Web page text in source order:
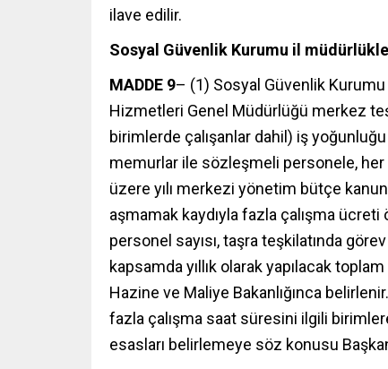
ilave edilir.
Sosyal Güvenlik Kurumu il
MADDE 9– (1) Sosyal Güvenlik Kurumu
Hizmetleri Genel Müdürlüğü merkez
birimlerde çalışanlar dahil) iş
memurlar ile sözleşmeli personele,
üzere yılı merkezi yönetim bütçe
aşmamak kaydıyla fazla çalışma
personel sayısı, taşra teşkilatında
kapsamda yıllık olarak yapılacak
Hazine ve Maliye Bakanlığınca
fazla çalışma saat süresini ilgili
esasları belirlemeye söz konusu